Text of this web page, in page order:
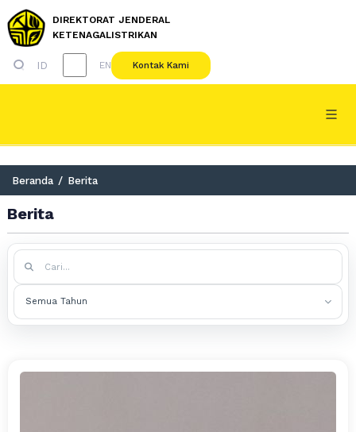
DIREKTORAT JENDERAL
KETENAGALISTRIKAN
ID EN Kontak Kami
Beranda / Berita
Berita